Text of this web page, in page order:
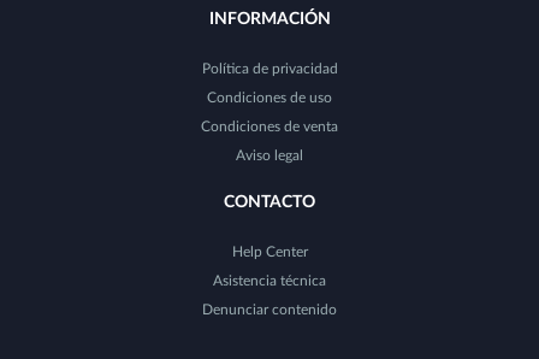
INFORMACIÓN
Política de privacidad
Condiciones de uso
Condiciones de venta
Aviso legal
CONTACTO
Help Center
Asistencia técnica
Denunciar contenido